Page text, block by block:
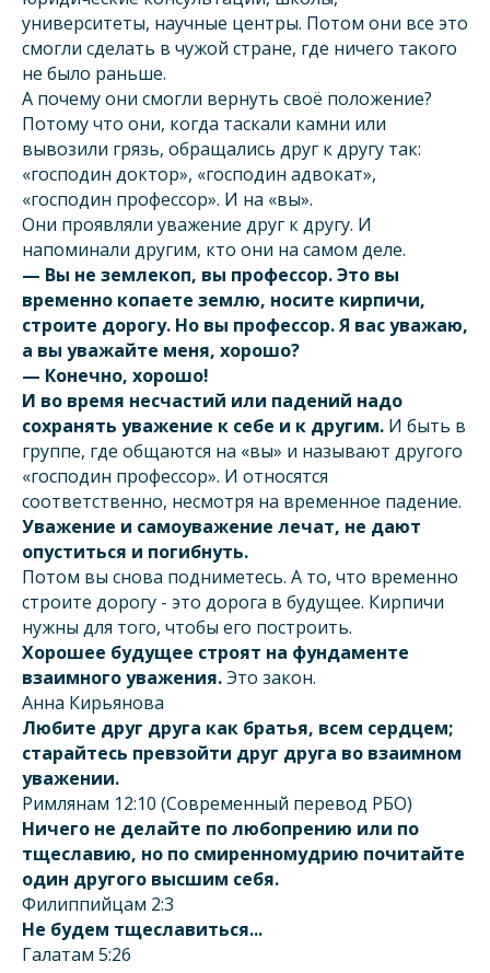
университеты, научные центры. Потом они все это
смогли сделать в чужой стране, где ничего такого
не было раньше.
А почему они смогли вернуть своё положение?
Потому что они, когда таскали камни или
вывозили грязь, обращались друг к другу так:
«господин доктор», «господин адвокат»,
«господин профессор». И на «вы».
Они проявляли уважение друг к другу. И
напоминали другим, кто они на самом деле.
— Вы не землекоп, вы профессор. Это вы
временно копаете землю, носите кирпичи,
строите дорогу. Но вы профессор. Я вас уважаю,
а вы уважайте меня, хорошо?
— Конечно, хорошо!
И во время несчастий или падений надо
сохранять уважение к себе и к другим. И быть в
группе, где общаются на «вы» и называют другого
«господин профессор». И относятся
соответственно, несмотря на временное падение.
Уважение и самоуважение лечат, не дают
опуститься и погибнуть.
Потом вы снова подниметесь. А то, что временно
строите дорогу - это дорога в будущее. Кирпичи
нужны для того, чтобы его построить.
Хорошее будущее строят на фундаменте
взаимного уважения.Это закон.
Анна Кирьянова
Любите друг друга как братья, всем сердцем;
старайтесь превзойти друг друга во взаимном
уважении.
Римлянам 12:10 (Современный перевод РБО)
Ничего не делайте по любопрению или по
тщеславию, но по смиренномудрию почитайте
один другого высшим себя.
Филиппийцам 2:3
Не будем тщеславиться...
Галатам 5:26